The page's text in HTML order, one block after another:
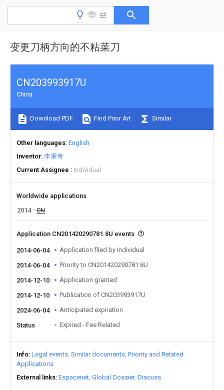
变更刀柄方向的不粘菜刀
CN203993917U
China
Download PDF Find Prior Art Similar
Other languages English
Inventor 李秉奇
Current Assignee
Individual
Worldwide applications
2014
CN
Application CN201420290781.8U events
2014-06-04 Application filed by Individual
2014-06-04 Priority to CN201420290781.8U
2014-12-10 Application granted
2014-12-10 Publication of CN203993917U
2024-06-04 Anticipated expiration
Status Expired - Fee Related
Info Legal events Similar documents Priority and Related
Applications
External links Espacenet Global Dossier Discuss